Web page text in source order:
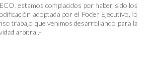
estamos complacidos por haber sido los
adoptada por el Poder Ejecutivo, lo
trabajo que venimos desarrollando para la
arbitral.-